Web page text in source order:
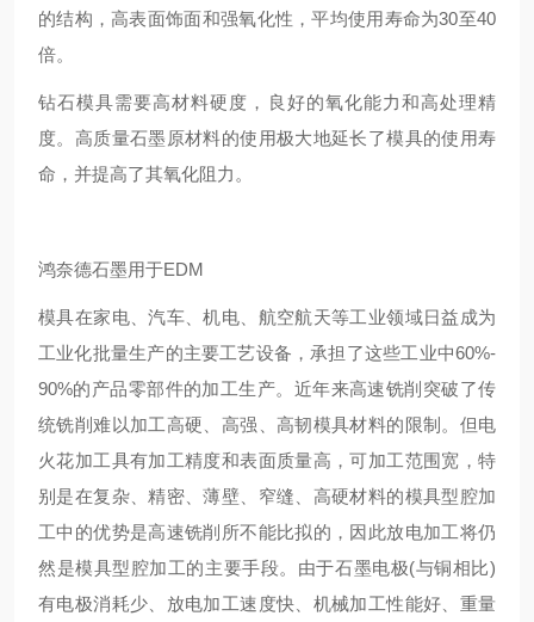
的结构，高表面饰面和强氧化性，平均使用寿命为30至40
倍。
钻石模具需要高材料硬度，良好的氧化能力和高处理精
度。高质量石墨原材料的使用极大地延长了模具的使用寿
命，并提高了其氧化阻力。
鸿奈德石墨用于EDM
模具在家电、汽车、机电、航空航天等工业领域日益成为
工业化批量生产的主要工艺设备，承担了这些工业中60%-
90%的产品零部件的加工生产。近年来高速铣削突破了传
统铣削难以加工高硬、高强、高韧模具材料的限制。但电
火花加工具有加工精度和表面质量高，可加工范围宽，特
别是在复杂、精密、薄壁、窄缝、高硬材料的模具型腔加
工中的优势是高速铣削所不能比拟的，因此放电加工将仍
然是模具型腔加工的主要手段。由于石墨电极(与铜相比)
有电极消耗少、放电加工速度快、机械加工性能好、重量